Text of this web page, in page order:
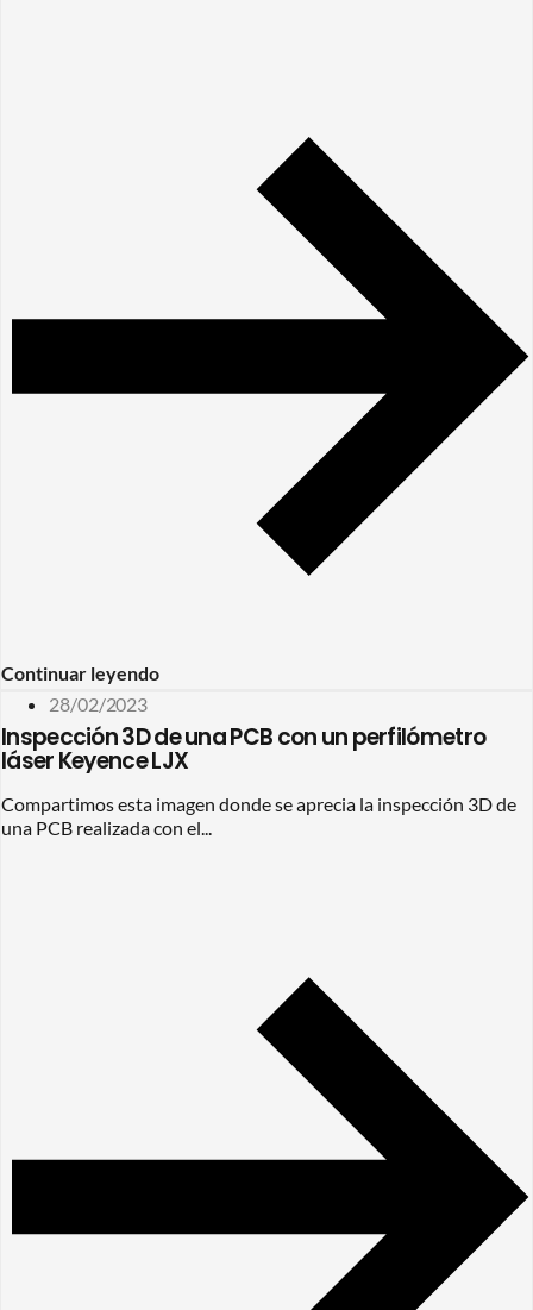
Continuar leyendo
28/02/2023
Inspección 3D de una PCB con un perfilómetro
láser Keyence LJX
Compartimos esta imagen donde se aprecia la inspección 3D de
una PCB realizada con el...